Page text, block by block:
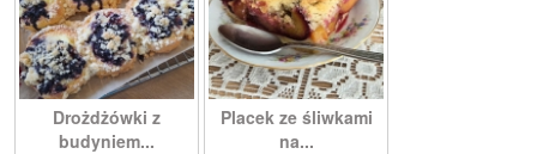
Drożdżówki z
budyniem...
Placek ze śliwkami
na...